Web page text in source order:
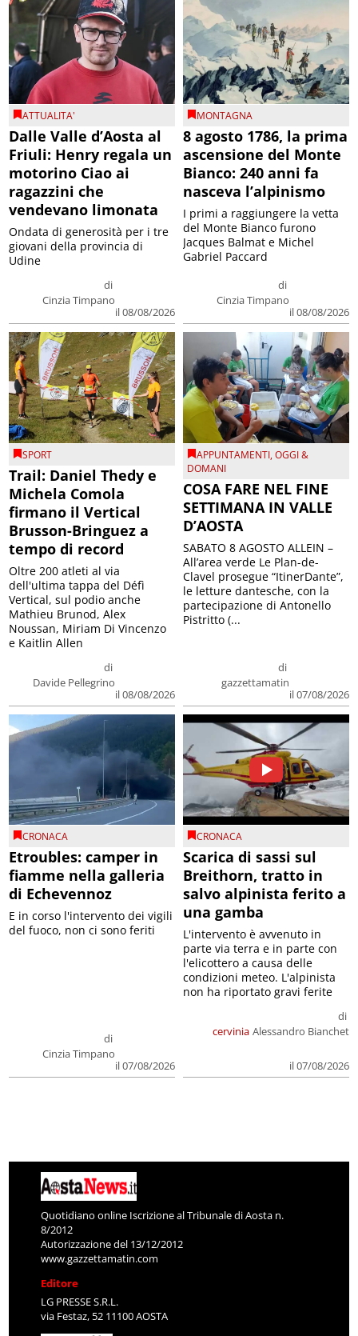
ATTUALITA'
Dalle Valle d’Aosta al
Friuli: Henry regala un
motorino Ciao ai
ragazzini che
vendevano limonata
di
Cinzia Timpano
il 08/08/2026
Ondata di generosità per i tre
giovani della provincia di
Udine
MONTAGNA
8 agosto 1786, la prima
ascensione del Monte
Bianco: 240 anni fa
nasceva l’alpinismo
di
Cinzia Timpano
il 08/08/2026
I primi a raggiungere la vetta
del Monte Bianco furono
Jacques Balmat e Michel
Gabriel Paccard
SPORT
Trail: Daniel Thedy e
Michela Comola
firmano il Vertical
Brusson-Bringuez a
tempo di record
di
Davide Pellegrino
il 08/08/2026
Oltre 200 atleti al via
dell'ultima tappa del Défì
Vertical, sul podio anche
Mathieu Brunod, Alex
Noussan, Miriam Di Vincenzo
e Kaitlin Allen
APPUNTAMENTI,OGGI &
DOMANI
COSA FARE NEL FINE
SETTIMANA IN VALLE
D’AOSTA
di
gazzettamatin
il 07/08/2026
SABATO 8 AGOSTO ALLEIN –
All’area verde Le Plan-de-
Clavel prosegue “ItinerDante”,
le letture dantesche, con la
partecipazione di Antonello
Pistritto (...
CRONACA
Etroubles: camper in
fiamme nella galleria
di Echevennoz
di
Cinzia Timpano
il 07/08/2026
E in corso l'intervento dei vigili
del fuoco, non ci sono feriti
CRONACA
Scarica di sassi sul
Breithorn, tratto in
salvo alpinista ferito a
una gamba
cervinia
di
Alessandro Bianchet
il 07/08/2026
L'intervento è avvenuto in
parte via terra e in parte con
l'elicottero a causa delle
condizioni meteo. L'alpinista
non ha riportato gravi ferite
Quotidiano online Iscrizione al Tribunale di Aosta n.
8/2012
Autorizzazione del 13/12/2012
www.gazzettamatin.com
Editore
LG PRESSE S.R.L.
via Festaz, 52 11100 AOSTA